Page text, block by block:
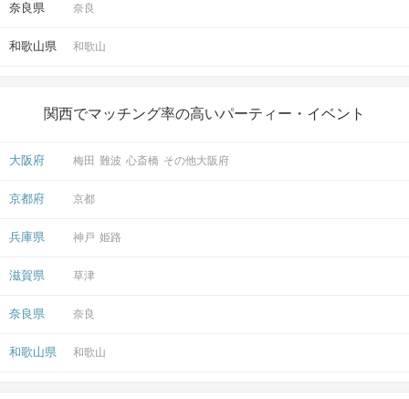
奈良県 奈良
和歌山県 和歌山
関西でマッチング率の高いパーティー・イベント
大阪府 梅田 難波 心斎橋 その他大阪府
京都府 京都
兵庫県 神戸 姫路
滋賀県 草津
奈良県 奈良
和歌山県 和歌山